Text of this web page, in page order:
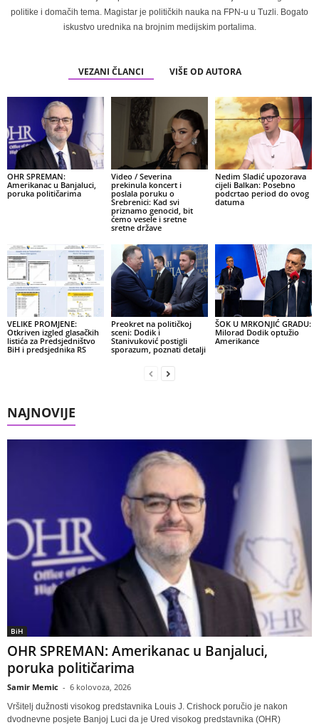
politike i domačih tema. Magistar je političkih nauka na FPN-u u Tuzli. Bogato
iskustvo urednika na brojnim medijskim portalima.
VEZANI ČLANCI VIŠE OD AUTORA
OHR SPREMAN:
Amerikanac u Banjaluci,
poruka političarima
Video / Severina
prekinula koncert i
poslala poruku o
Srebrenici: Kad svi
priznamo genocid, bit
ćemo vesele i sretne
sretne države
Nedim Sladić upozorava
cijeli Balkan: Posebno
podcrtao period do ovog
datuma
VELIKE PROMJENE:
Otkriven izgled glasačkih
listića za Predsjedništvo
BiH i predsjednika RS
Preokret na političkoj
sceni: Dodik i
Stanivuković postigli
sporazum, poznati detalji
ŠOK U MRKONJIĆ GRADU:
Milorad Dodik optužio
Amerikance
NAJNOVIJE
BiH
OHR SPREMAN: Amerikanac u Banjaluci,
poruka političarima
Samir Memic - 6 kolovoza, 2026
Vršitelj dužnosti visokog predstavnika Louis J. Crishock poručio je nakon
dvodnevne posjete Banjoj Luci da je Ured visokog predstavnika (OHR)